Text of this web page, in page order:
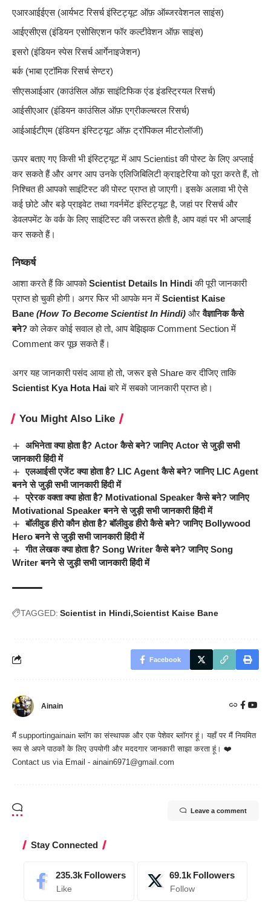
एआरआईईएस (आर्यभट रिसर्च इंस्टिट्यूट ऑफ़ ऑब्जरवेशनल साइंस)
आईएसीएस (इंडियन एसोसिएशन फॉर कल्टीवेशन ऑफ़ साइंस)
इसरो (इंडियन स्पेस रिसर्च आर्गेनाइजेशन)
बर्क (भाबा एटॉमिक रिसर्च सेण्टर)
सीएसआईआर (काउंसिल ऑफ़ साइंटिफिक एंड इंडस्ट्रियल रिसर्च)
आईसीएआर (इंडियन काउंसिल ऑफ़ एग्रीकल्चरल रिसर्च)
आईआईटीएम (इंडियन इंस्टिट्यूट ऑफ़ ट्रॉपिकल मीटरोलॉजी)
ऊपर बताए गए किसी भी इंस्टिट्यूट में आप Scientist की पोस्ट के लिए अप्लाई
कर सकते हैं और अगर आप उनके एलिजिबिलिटी क्राइटेरिया को पूरा करते हैं, तो
निश्चित ही आपको साइंटिस्ट की पोस्ट प्राप्त हो जाएगी। इसके अलावा भी ऐसे
कई छोटे और बड़े प्राइवेट तथा गवर्नमेंट इंस्टिट्यूट है, जहां पर रिसर्च और
डेवलपमेंट के वर्क के लिए साइंटिस्ट की जरूरत होती है, आप वहां पर भी अप्लाई
कर सकते हैं।
निष्कर्ष
आशा करते हैं कि आपकोScientist Details In Hindiकी पूरी जानकारी
प्राप्त हो चुकी होगी। अगर फिर भी आपके मन में Scientist Kaise
Bane (How To Become Scientist In Hindi) औरवैज्ञानिक कैसे
बने?को लेकर कोई सवाल हो तो, आप बेझिझक Comment Section में
Comment कर पूछ सकते हैं।
अगर यह जानकारी पसंद आया हो तो, जरूर इसे Share कर दीजिए ताकि
Scientist Kya Hota Haiबारे में सबको जानकारी प्राप्त हो।
You Might Also Like
अभिनेता क्या होता है? Actor कैसे बने? जानिए Actor से जुड़ी सभी
जानकारी हिंदी में
एलआईसी एजेंट क्या होता है? LIC Agent कैसे बने? जानिए LIC Agent
बनने से जुड़ी सभी जानकारी हिंदी में
प्रेरक वक्ता क्या होता है? Motivational Speaker कैसे बने? जानिए
Motivational Speaker बनने से जुड़ी सभी जानकारी हिंदी में
बॉलीवुड हीरो कौन होता है? बॉलीवुड हीरो कैसे बने? जानिए Bollywood
Hero बनने से जुड़ी सभी जानकारी हिंदी में
गीत लेखक क्या होता है? Song Writer कैसे बने? जानिए Song
Writer बनने से जुड़ी सभी जानकारी हिंदी में
TAGGED: Scientist in Hindi Scientist Kaise Bane
Facebook
Ainain
मैं supportingainain ब्लॉग का संस्थापक और एक पेशेवर ब्लॉगर हूं। यहाँ पर मैं नियमित
रूप से अपने पाठकों के लिए उपयोगी और मददगार जानकारी साझा करता हूं। ❤️
Contact us via Email - ainain6971@gmail.com
Leave a comment
Stay Connected
235.3k Followers
Like
69.1k Followers
Follow